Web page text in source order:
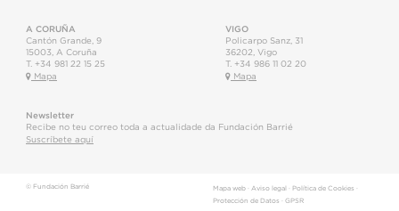
A CORUÑA
Cantón Grande, 9
15003
A Coruña
T. +34 981 22 15 25
Mapa
VIGO
Policarpo Sanz, 31
36202 Vigo
T. +34 986 11 02 20
Mapa
Newsletter
Recibe no teu correo toda a actualidade da Fundación Barrié
Suscríbete aquí
© Fundación Barrié Mapa web· Aviso legal · Política de Cookies ·
Protección de Datos · GPSR